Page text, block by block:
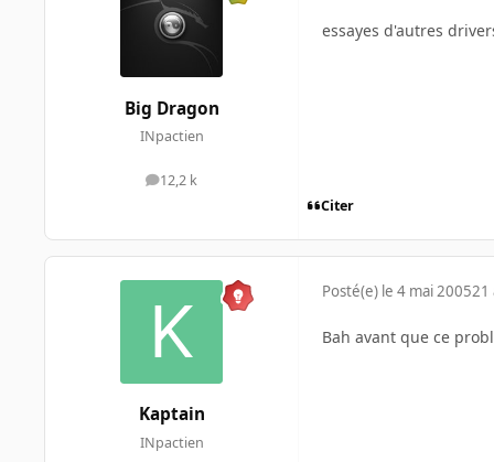
Big Dragon
INpactien
12,2 k
messages
essayes d'autres
Citer
Kaptain
INpactien
Posté(e) le 4 mai 200521
Bah avant que ce